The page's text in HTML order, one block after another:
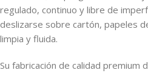
regulado, continuo y libre de
deslizarse sobre cartón, papeles
limpia y fluida.
Su fabricación de calidad premium